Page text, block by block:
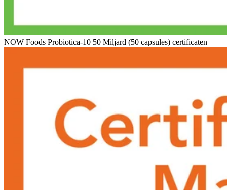
NOW Foods Probiotica-10 50 Miljard (50 capsules) certificaten